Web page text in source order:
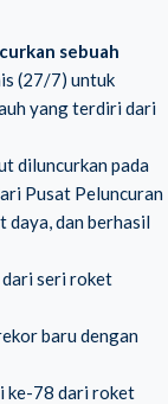
sebuah
(27/7) untuk
yang terdiri dari
diluncurkan pada
Pusat Peluncuran
daya, dan berhasil
seri roket
baru dengan
ke-78 dari roket